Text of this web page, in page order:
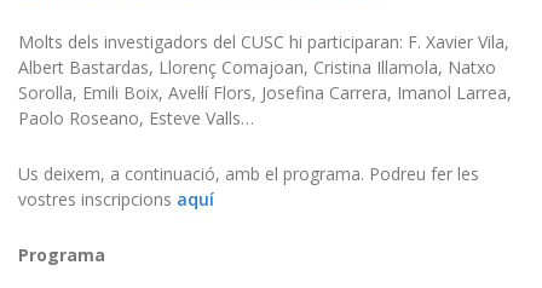
Molts dels investigadors del CUSC hi participaran: F. Xavier Vila,
Albert Bastardas, Llorenç Comajoan, Cristina Illamola, Natxo
Sorolla, Emili Boix, Avel·lí Flors, Josefina Carrera, Imanol Larrea,
Paolo Roseano, Esteve Valls…
Us deixem, a continuació, amb el programa. Podreu fer les
vostres inscripcions aquí
Programa